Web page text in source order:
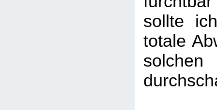
sollte
totale